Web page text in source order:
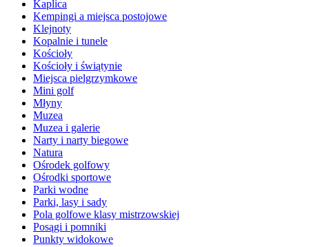
Kaplica
Kempingi a miejsca postojowe
Klejnoty
Kopalnie i tunele
Kościoły
Kościoły i świątynie
Miejsca pielgrzymkowe
Mini golf
Młyny
Muzea
Muzea i galerie
Narty i narty biegowe
Natura
Ośrodek golfowy
Ośrodki sportowe
Parki wodne
Parki, lasy i sady
Pola golfowe klasy mistrzowskiej
Posągi i pomniki
Punkty widokowe